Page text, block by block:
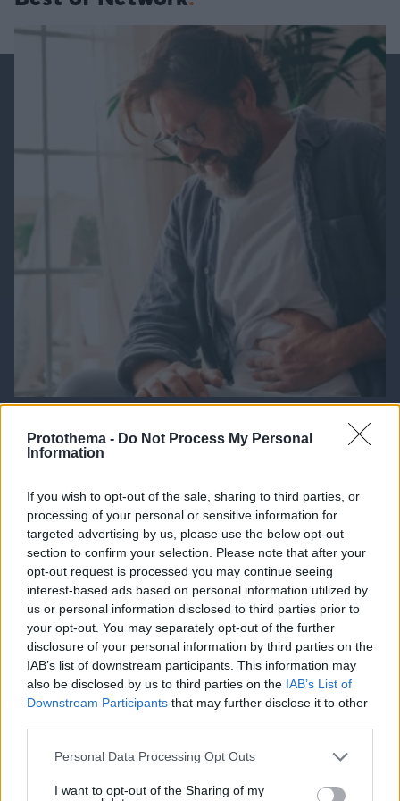
Protothema - Do Not Process My Personal
Information
If you wish to opt-out of the sale, sharing to third parties, or
processing of your personal or sensitive information for
targeted advertising by us, please use the below opt-out
section to confirm your selection. Please note that after your
opt-out request is processed you may continue seeing
interest-based ads based on personal information utilized by
us or personal information disclosed to third parties prior to
your opt-out. You may separately opt-out of the further
disclosure of your personal information by third parties on the
IAB’s list of downstream participants. This information may
also be disclosed by us to third parties on the IAB’s List of
Downstream Participants that may further disclose it to other
Please note that this website/app uses one or more Google
not limited to your visit or usage behaviour. You may click to
Personal Data Processing Opt Outs
I want to opt-out of the Sharing of my
Καρκίνος παχέος εντέρου: Το απλό τεστ που
συνδέθηκε με 50% λιγότερους θανάτους – Το